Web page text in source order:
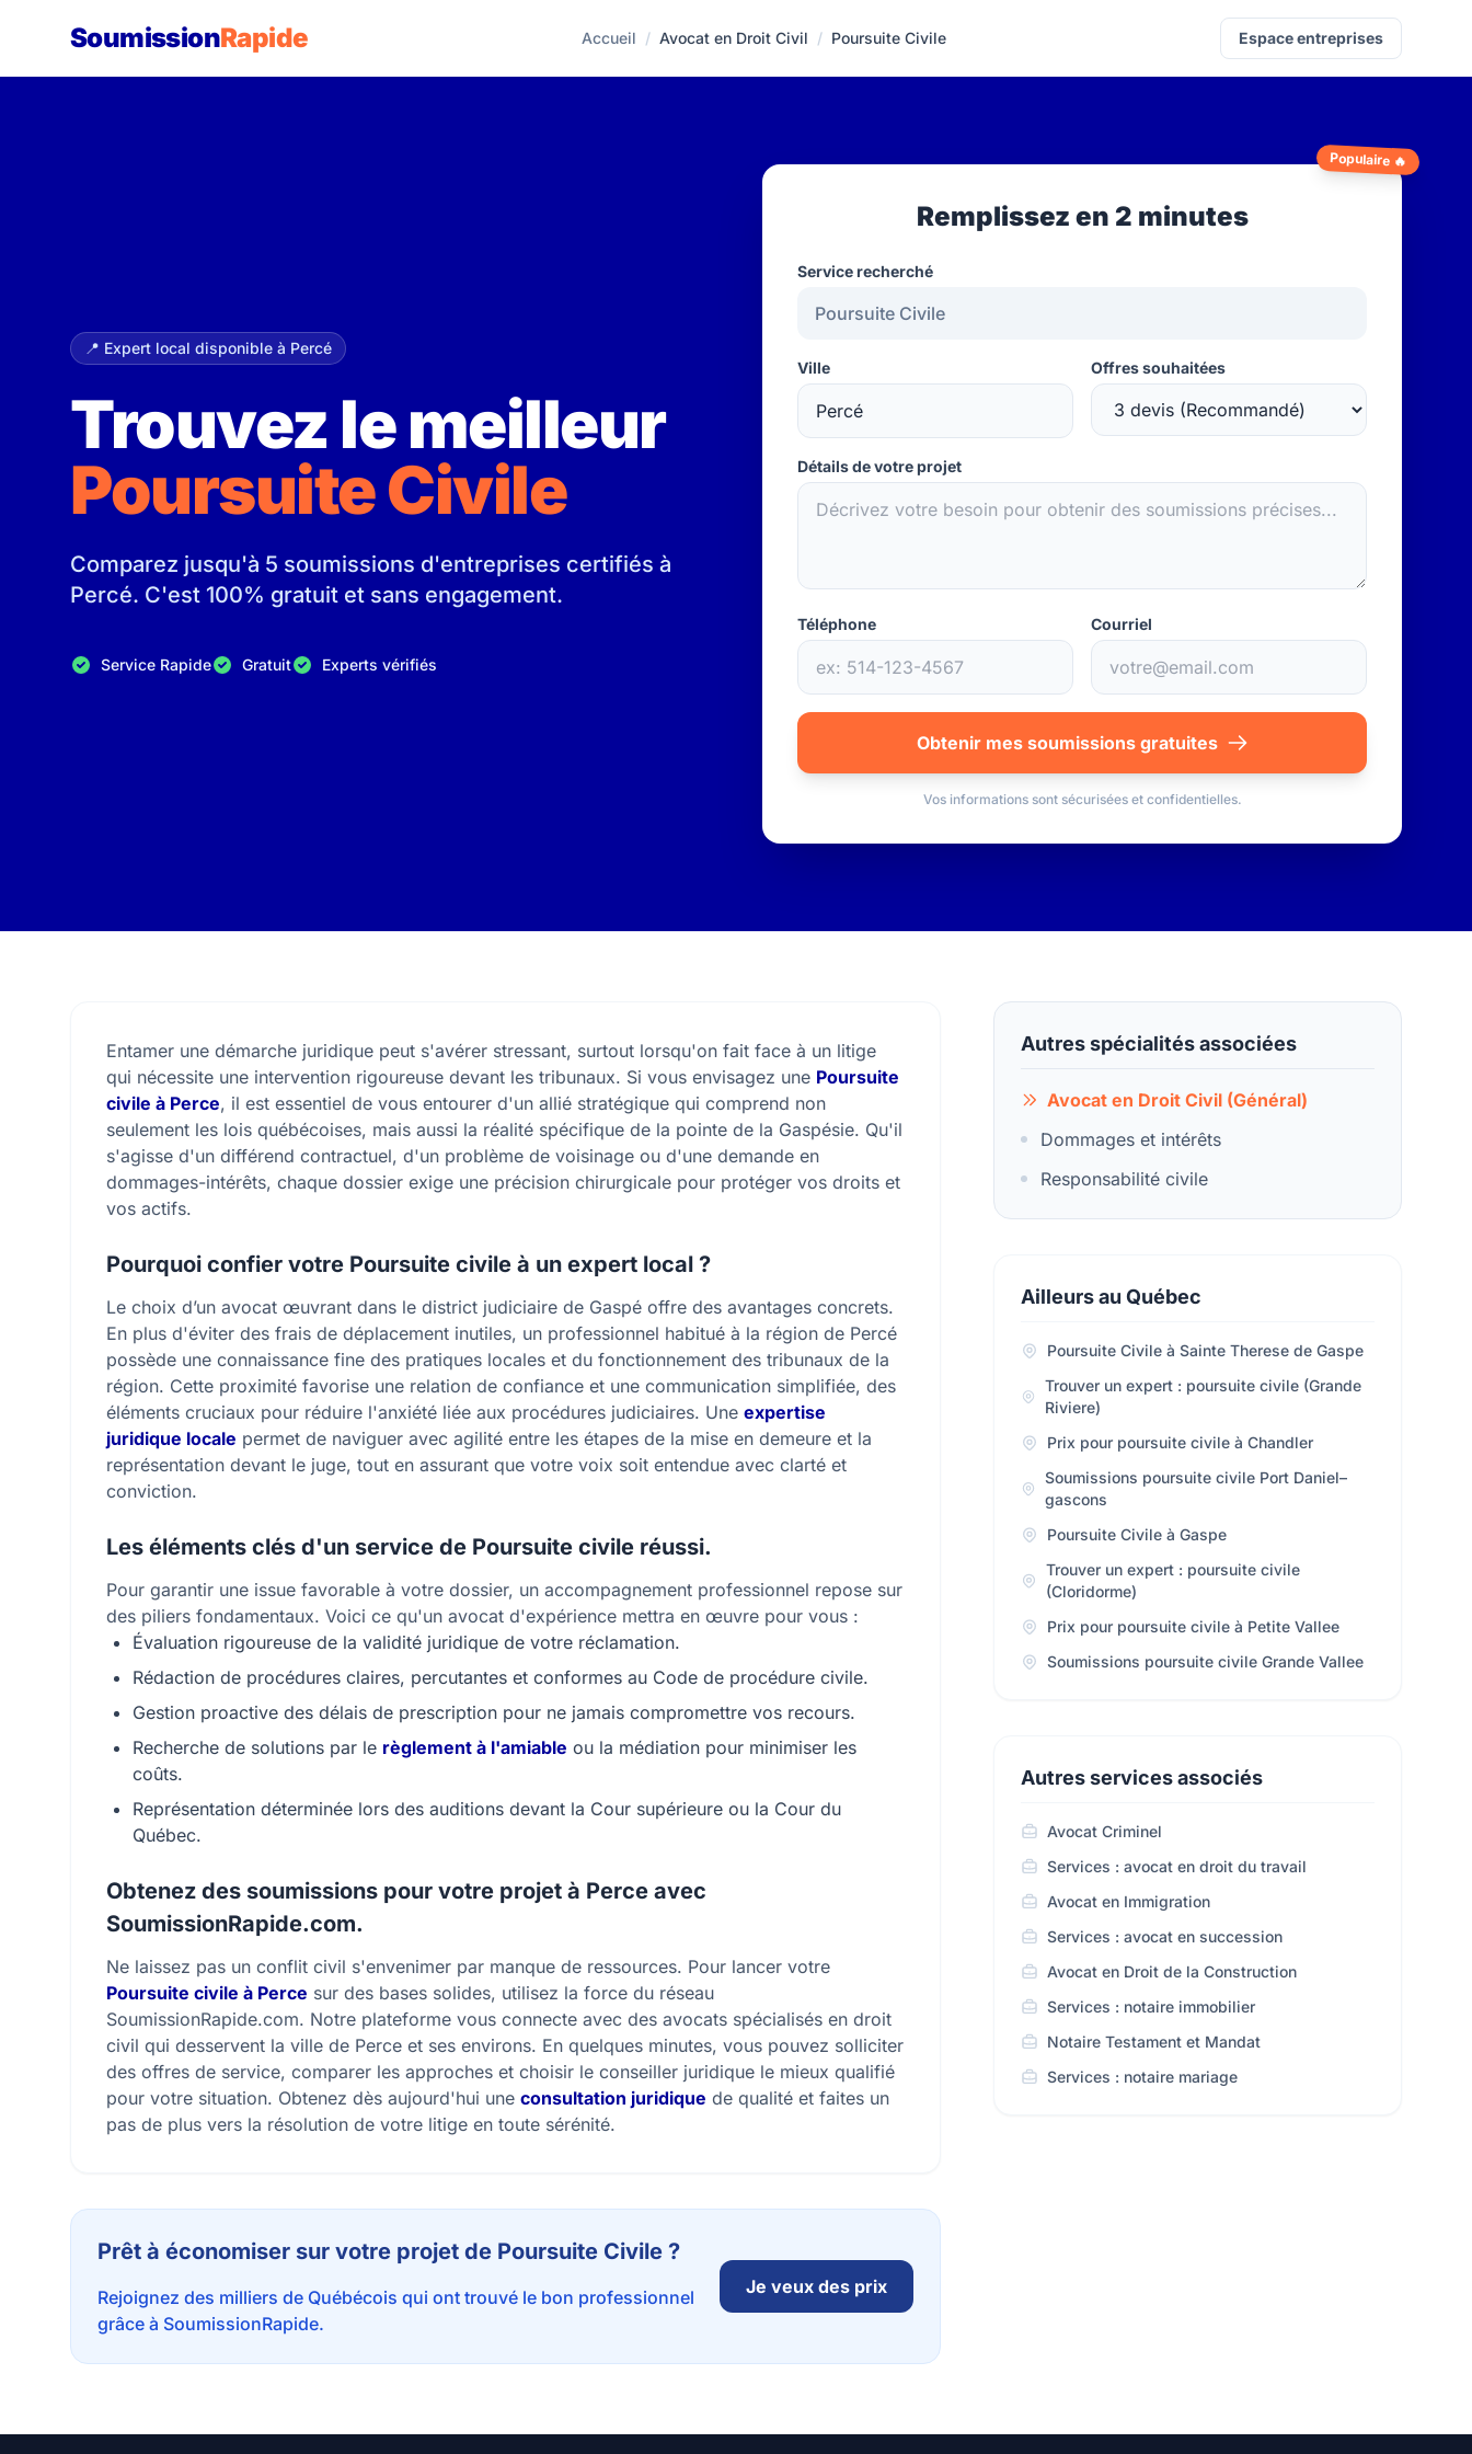
SoumissionRapide Accueil / Avocat en Droit Civil / Poursuite Civile Espace entreprises
📍 Expert local disponible à Percé
Trouvez le meilleur
Poursuite Civile
Comparez jusqu'à 5 soumissions d'entreprises certifiés à
Percé. C'est 100% gratuit et sans engagement.
Service Rapide Gratuit Experts vérifiés
Populaire 🔥
Remplissez en 2 minutes
Service recherché
Ville Offres souhaitées
Détails de votre projet
Téléphone Courriel
Obtenir mes soumissions gratuites
Vos informations sont sécurisées et confidentielles.
Entamer une démarche juridique peut s'avérer stressant, surtout lorsqu'on fait face à un litige
qui nécessite une intervention rigoureuse devant les tribunaux. Si vous envisagez une Poursuite
civile à Perce, il est essentiel de vous entourer d'un allié stratégique qui comprend non
seulement les lois québécoises, mais aussi la réalité spécifique de la pointe de la Gaspésie. Qu'il
s'agisse d'un différend contractuel, d'un problème de voisinage ou d'une demande en
dommages-intérêts, chaque dossier exige une précision chirurgicale pour protéger vos droits et
vos actifs.
Pourquoi confier votre Poursuite civile à un expert local ?
Le choix d’un avocat œuvrant dans le district judiciaire de Gaspé offre des avantages concrets.
En plus d'éviter des frais de déplacement inutiles, un professionnel habitué à la région de Percé
possède une connaissance fine des pratiques locales et du fonctionnement des tribunaux de la
région. Cette proximité favorise une relation de confiance et une communication simplifiée, des
éléments cruciaux pour réduire l'anxiété liée aux procédures judiciaires. Une expertise
juridique locale permet de naviguer avec agilité entre les étapes de la mise en demeure et la
représentation devant le juge, tout en assurant que votre voix soit entendue avec clarté et
conviction.
Les éléments clés d'un service de Poursuite civile réussi.
Pour garantir une issue favorable à votre dossier, un accompagnement professionnel repose sur
des piliers fondamentaux. Voici ce qu'un avocat d'expérience mettra en œuvre pour vous :
Évaluation rigoureuse de la validité juridique de votre réclamation.
Rédaction de procédures claires, percutantes et conformes au Code de procédure civile.
Gestion proactive des délais de prescription pour ne jamais compromettre vos recours.
Recherche de solutions par le règlement à l'amiable ou la médiation pour minimiser les
coûts.
Représentation déterminée lors des auditions devant la Cour supérieure ou la Cour du
Québec.
Obtenez des soumissions pour votre projet à Perce avec
SoumissionRapide.com.
Ne laissez pas un conflit civil s'envenimer par manque de ressources. Pour lancer votre
Poursuite civile à Perce sur des bases solides, utilisez la force du réseau
SoumissionRapide.com. Notre plateforme vous connecte avec des avocats spécialisés en droit
civil qui desservent la ville de Perce et ses environs. En quelques minutes, vous pouvez solliciter
des offres de service, comparer les approches et choisir le conseiller juridique le mieux qualifié
pour votre situation. Obtenez dès aujourd'hui une consultation juridique de qualité et faites un
pas de plus vers la résolution de votre litige en toute sérénité.
Prêt à économiser sur votre projet de Poursuite Civile ?
Rejoignez des milliers de Québécois qui ont trouvé le bon professionnel
grâce à SoumissionRapide.
Je veux des prix
Autres spécialités associées
Avocat en Droit Civil (Général)
Dommages et intérêts
Responsabilité civile
Ailleurs au Québec
Poursuite Civile à Sainte Therese de Gaspe
Trouver un expert : poursuite civile (Grande
Riviere)
Prix pour poursuite civile à Chandler
Soumissions poursuite civile Port Daniel–
gascons
Poursuite Civile à Gaspe
Trouver un expert : poursuite civile
(Cloridorme)
Prix pour poursuite civile à Petite Vallee
Soumissions poursuite civile Grande Vallee
Autres services associés
Avocat Criminel
Services : avocat en droit du travail
Avocat en Immigration
Services : avocat en succession
Avocat en Droit de la Construction
Services : notaire immobilier
Notaire Testament et Mandat
Services : notaire mariage